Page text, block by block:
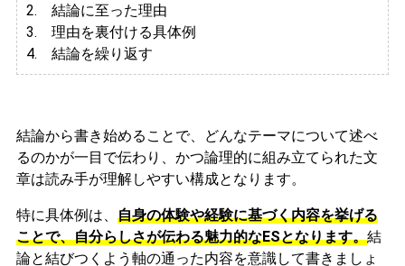
2. 結論に至った理由
3. 理由を裏付ける具体例
4. 結論を繰り返す
結論から書き始めることで、どんなテーマについて述べ
るのかが一目で伝わり、かつ論理的に組み立てられた文
章は読み手が理解しやすい構成となります。
特に具体例は、 自身の体験や経験に基づく内容を挙げる
ことで、自分らしさが伝わる魅力的なESとなります。結
論と結びつくよう軸の通った内容を意識して書きましょ